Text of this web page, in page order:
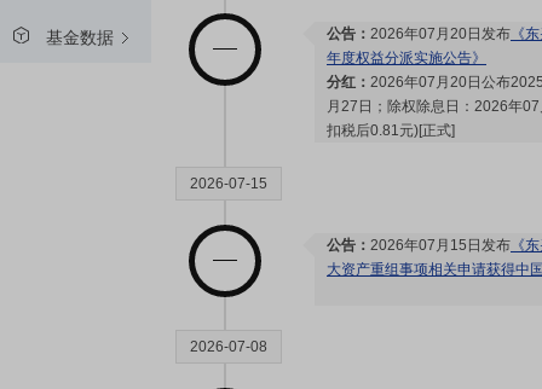
基金数据 公告： 2026年07月20日发布 《
年度权益分派实施公告》
分红： 2026年07月20日公布
月27日；除权除息日：2026年
扣税后0.81元)[正式]
2026-07-15
公告： 2026年07月15日发布 《
大资产重组事项相关申请获得中
2026-07-08